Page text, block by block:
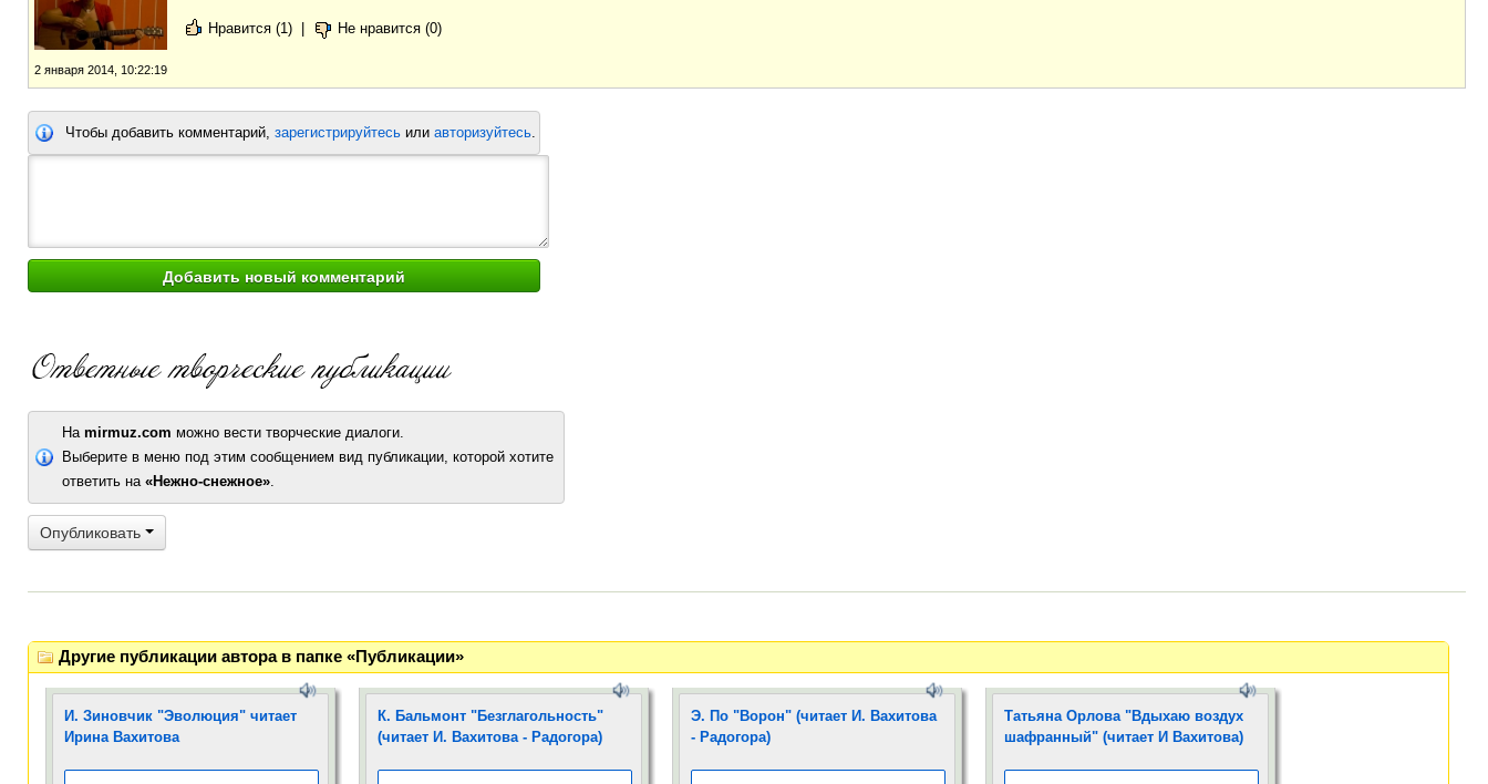
2 января 2014, 10:22:19
Нравится (1) Не нравится (0)
Чтобы добавить комментарий, зарегистрируйтесь или авторизуйтесь
На mirmuz.com можно вести творческие диалоги.
Выберите в меню под этим сообщением вид публикации, которой хотите
ответить на «Нежно-снежное»
Опубликовать
Другие публикации автора в папке «Публикации»
И. Зиновчик "Эволюция" читает
Ирина Вахитова
К. Бальмонт "Безглагольность"
(читает И. Вахитова - Радогора)
Э. По "Ворон" (читает И. Вахитова
- Радогора)
Татьяна Орлова "Вдыхаю воздух
шафранный" (читает И Вахитова)